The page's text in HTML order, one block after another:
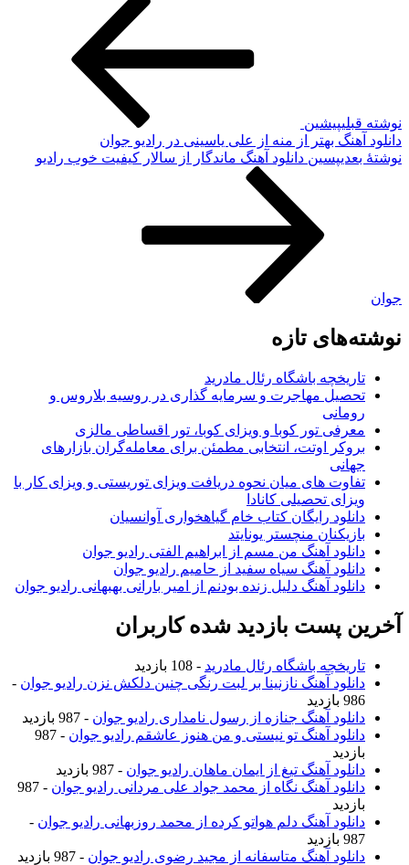
نوشته قبلیپیشین
دانلود آهنگ بهتر از منه از علی یاسینی در رادیو جوان
نوشته‌ٔ بعدیپسین دانلود آهنگ ماندگار از سالار کیفیت خوب رادیو
جوان
نوشته‌های تازه
تاریخچه باشگاه رئال مادرید
تحصیل مهاجرت و سرمایه گذاری در روسیه بلاروس و
رومانی
معرفی تور کوبا و ویزای کوبا، تور اقساطی مالزی
بروکر اوتت، انتخابی مطمئن برای معامله‌گران بازارهای
جهانی
تفاوت های میان نحوه دریافت ویزای توریستی و ویزای کار با
ویزای تحصیلی کانادا
دانلود رایگان کتاب خام گیاهخواری آوانسیان
بازیکنان منچستر یونایتد
دانلود آهنگ من مسم از ابراهیم الفتی رادیو جوان
دانلود آهنگ سیاه سفید از حامیم رادیو جوان
دانلود آهنگ دلیل زنده بودنم از امیر بارانی بهبهانی رادیو جوان
آخرین پست بازدید شده کاربران
تاریخچه باشگاه رئال مادرید - 108 بازدید
دانلود آهنگ نازنینا بر لبت رنگی چنین دلکش نزن رادیو جوان -
986 بازدید
دانلود آهنگ جنازه از رسول نامداری رادیو جوان - 987 بازدید
دانلود آهنگ تو نیستی و من هنوز عاشقم رادیو جوان
- 987
بازدید
دانلود آهنگ تیغ از ایمان ماهان رادیو جوان - 987 بازدید
دانلود آهنگ نگاه از محمد جواد علی مردانی رادیو جوان
- 987
بازدید
دانلود آهنگ دلم هواتو کرده از محمد روزبهانی رادیو جوان -
987 بازدید
دانلود آهنگ متاسفانه از مجید رضوی رادیو جوان - 987 بازدید